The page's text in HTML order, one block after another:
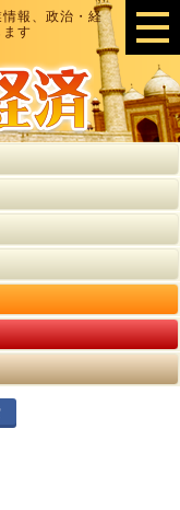
報、政治・経
す